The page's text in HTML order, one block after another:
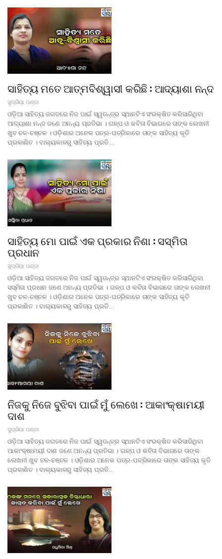
ସାହିତ୍ୟ ମତେ ଆତ୍ମବିଶ୍ୱାସୀ କରିଛି : ଆଦ୍ୟାଶା ନନ୍ଦ
ସୁପ୍ରିୟା ପଣ୍ଡା
ଓଡ଼ିଆ ସାହିତ୍ୟ ଜଗତରେ ନିଜ ପାଇଁ ସ୍ୱତନ୍ତ୍ର ସ୍ଥାନଟିଏ ସଂରକ୍ଷିତ କରିସାରିଥିବା
ଆଦ୍ୟାଶା ନନ୍ଦ ଜଣେ ଅନନ୍ୟ ପ୍ରତିଭା । ଗଳ୍ପ ଓ କବିତା ବିଭାଗରେ ତାଙ୍କ ଲେଖନୀ
ଖୁବ ଚଳ-ଚଞ୍ଚଳ । ଓଡ଼ିଶାର ଅନେକ ପତ୍ର-ପତ୍ରିକାରେ ତାଙ୍କ ସାହିତ୍ୟ କୃତି
ପ୍ରକାଶିତ । ବାଲ୍ୟକାଳରୁ ସାହିତ୍ୟ ପ୍ରତି…
ସାହିତ୍ୟ ମୋ ପାଇଁ ଏକ ପ୍ରକାର ନିଶା : ସସ୍ମିତା
ପ୍ରଧାନ
ସୁପ୍ରିୟା ପଣ୍ଡା
ଓଡ଼ିଆ ସାହିତ୍ୟ ଜଗତରେ ନିଜ ପାଇଁ ସ୍ୱତନ୍ତ୍ର ସ୍ଥାନଟିଏ ସଂରକ୍ଷିତ କରିସାରିଥିବା
ସସ୍ମିତା ପ୍ରଧାନ ଜଣେ ଅନନ୍ୟ ପ୍ରତିଭା । ଗଳ୍ପ ଓ କବିତା ବିଭାଗରେ ତାଙ୍କ ଲେଖନୀ
ଖୁବ ଚଳ-ଚଞ୍ଚଳ । ଓଡ଼ିଶାର ଅନେକ ପତ୍ର-ପତ୍ରିକାରେ ତାଙ୍କ ସାହିତ୍ୟ କୃତି
ପ୍ରକାଶିତ । ବାଲ୍ୟକାଳରୁ ସାହିତ୍ୟ ପ୍ରତି…
ନିଜକୁ ନିଜେ ବୁଝିବା ପାଇଁ ମୁଁ ଲେଖେ : ଆକାଂକ୍ଷାମୟୀ
ଦାଶ
ସୁପ୍ରିୟା ପଣ୍ଡା
ଓଡ଼ିଆ ସାହିତ୍ୟ ଜଗତରେ ନିଜ ପାଇଁ ସ୍ୱତନ୍ତ୍ର ସ୍ଥାନଟିଏ ସଂରକ୍ଷିତ କରିସାରିଥିବା
ଆକାଂକ୍ଷାମୟୀ ଦାଶ ଜଣେ ଅନନ୍ୟ ପ୍ରତିଭା । ଗଳ୍ପ ଓ କବିତା ବିଭାଗରେ ତାଙ୍କ
ଲେଖନୀ ଖୁବ ଚଳ-ଚଞ୍ଚଳ । ଓଡ଼ିଶାର ଅନେକ ପତ୍ର-ପତ୍ରିକାରେ ତାଙ୍କ ସାହିତ୍ୟ କୃତି
ପ୍ରକାଶିତ । ବାଲ୍ୟକାଳରୁ ସାହିତ୍ୟ ପ୍ରତି…